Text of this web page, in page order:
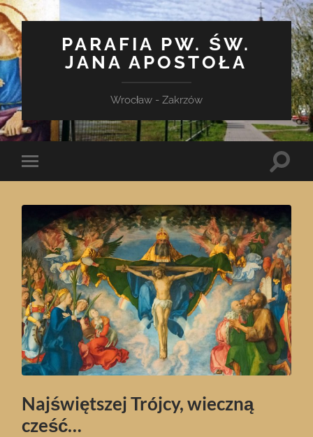
PARAFIA PW. ŚW.
JANA APOSTOŁA
Wrocław - Zakrzów
Toggle
mobile
Toggle
Najświętszej Trójcy, wieczną
cześć…